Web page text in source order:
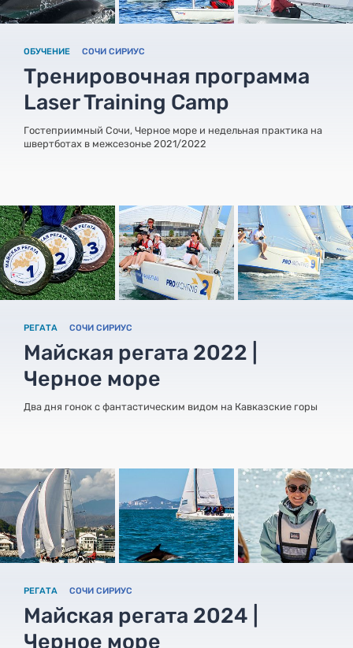
ОБУЧЕНИЕ СОЧИ СИРИУС
Тренировочная программа
Laser Training Camp
Гостеприимный Сочи, Черное море и недельная практика на
швертботах в межсезонье 2021/2022
РЕГАТА СОЧИ СИРИУС
Майская регата 2022 |
Черное море
Два дня гонок с фантастическим видом на Кавказские горы
РЕГАТА СОЧИ СИРИУС
Майская регата 2024 |
Черное море